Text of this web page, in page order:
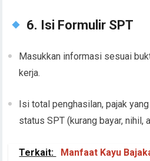
6. Isi Formulir SPT
Masukkan informasi sesuai
kerja.
Isi total penghasilan, pajak
status SPT (kurang bayar, nihil,
Terkait:
Manfaat Kayu